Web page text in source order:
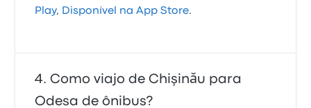
Play, Disponível na App Store.
Como viajo de Chişinău para
Odesa de ônibus?